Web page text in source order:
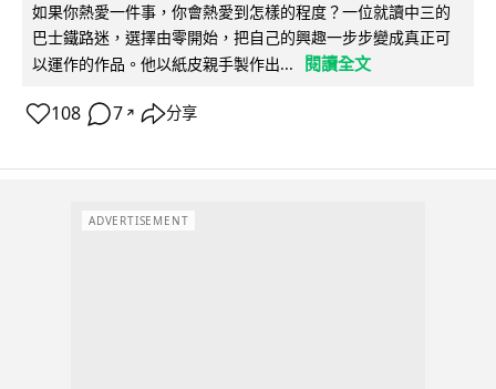
如果你熱愛一件事，你會熱愛到怎樣的程度？一位就讀中三的
巴士鐵路迷，選擇由零開始，把自己的興趣一步步變成真正可
以運作的作品。他以紙皮親手製作出...
閱讀全文
108 7 ↗ 分享
ADVERTISEMENT